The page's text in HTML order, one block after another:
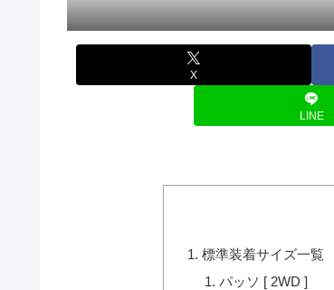
X
LINE
標準装着サイズ一覧
パッソ [ 2WD ]